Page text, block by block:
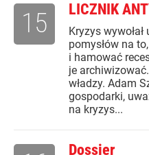
LICZNIK
Kryzys
pomysłów na
i hamować
je
władzy. Adam
gospodarki,
na kryzys...
15
Dossier